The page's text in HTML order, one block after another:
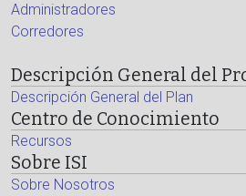
Administradores
Corredores
Descripción General del
Descripción General del Plan
Centro de Conocimiento
Recursos
Sobre ISI
Sobre Nosotros